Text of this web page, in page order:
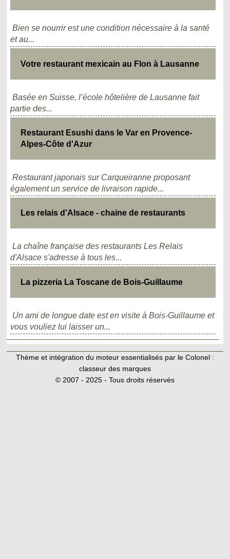
Bien se nourrir est une condition nécessaire à la santé
et au...
Votre restaurant mexicain au Flon à Lausanne
Basée en Suisse, l’école hôtelière de Lausanne fait
partie des...
Restaurant Esushi dans le Var en Provence-
Alpes-Côte d'Azur
Restaurant japonais sur Carqueiranne proposant
également un service de livraison rapide...
Les relais d'Alsace - chaine de restaurants
La chaîne française des restaurants Les Relais
d'Alsace s'adresse à tous les...
La pizzeria La Toscane de Bois-Guillaume
Un ami de longue date est en visite à Bois-Guillaume et
vous vouliez lui laisser un...
Thème et intégration du moteur essentialisés par le Colonel :
classeur des marques
© 2007 - 2025 - Tous droits réservés